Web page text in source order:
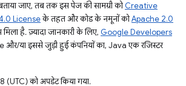
जाए, तब तक इस पेज की सामग्री कोCreative
Licenseके तहत और कोड के नमूनों कोApache 2.0
है. ज़्यादा जानकारी के लिए, Google Developers
या इससे जुड़ी हुई कंपनियों का, Java एक रजिस्टर
(UTC) को अपडेट किया गया.